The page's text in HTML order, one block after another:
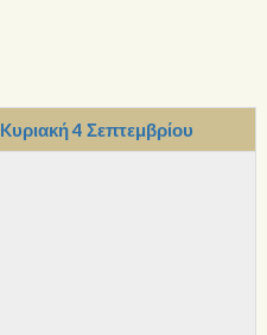
Kυριακή 4 Σεπτεμβρίου